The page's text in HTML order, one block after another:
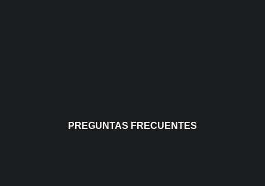
PREGUNTAS FRECUENTES